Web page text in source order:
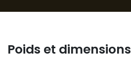
Poids et dimensions